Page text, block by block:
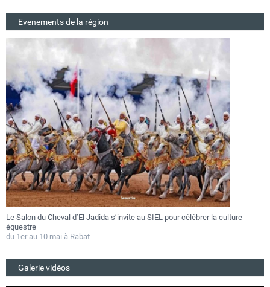
Evenements de la région
Le Salon du Cheval d’El Jadida s’invite au SIEL pour célébrer la culture
équestre
du 1er au 10 mai à Rabat
Galerie vidéos